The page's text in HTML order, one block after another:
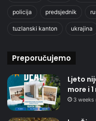
policija predsjednik
tuzlanski kanton ukrajina
Preporučujemo
Ljeto
more i
3 weeks